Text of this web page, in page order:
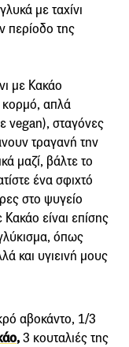
με ταχίνι
περίοδο της
με Κακάο
κορμό, απλά
vegan), σταγόνες
τραγανή την
μαζί, βάλτε το
ένα σφιχτό
στο ψυγείο
είναι επίσης
όπως
και υγιεινή μους
αβοκάντο, 1/3
,3 κουταλιές της